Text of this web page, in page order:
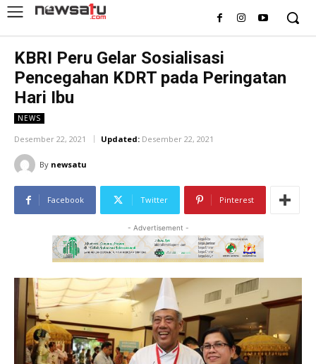
KBRI Peru Gelar Sosialisasi
Pencegahan KDRT pada Peringatan
Hari Ibu
NEWS
Desember 22, 2021 Updated: Desember 22, 2021
By newsatu
Facebook Twitter Pinterest
- Advertisement -